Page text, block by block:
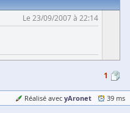
Le 23/09/2007 à 22:14
1
Réalisé avec yAronet 39 ms